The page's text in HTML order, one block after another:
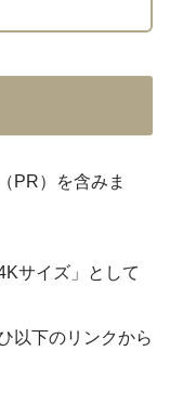
PR）を含みま
サイズ」として
以下のリンクから